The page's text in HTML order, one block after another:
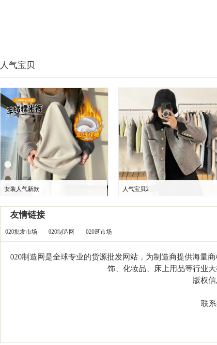
人气宝贝
女装人气新款 人气宝贝2
友情链接
020批发市场 020制造网 020逛市场
020制造网是全球专业的货源批发网站，为制造商提供海量
饰、化妆品、床上用品等行业
版权信
联